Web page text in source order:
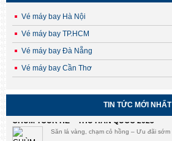
Vé máy bay Hà Nội
Vé máy bay TP.HCM
Vé máy bay Đà Nẵng
Vé máy bay Cần Thơ
TIN TỨC MỚI NHẤT
CHÙM TOUR HÈ – THU HÀN QUỐC 2025
Săn lá vàng, chạm cỏ hồng – Ưu đãi sớm